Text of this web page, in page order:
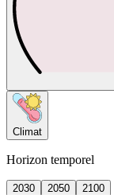
Climat
Horizon temporel
2030 2050
2100